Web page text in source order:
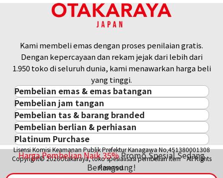
Harga Pembelian Naik35%Promo Spesial Sedang
Berlangsung!
Kami membeli emas dengan proses penilaian gratis.
Dengan kepercayaan dan rekam jejak dari lebih dari
1.950 toko di seluruh dunia, kami menawarkan harga beli
yang tinggi.
Pembelian emas & emas batangan
Pembelian emas & emas batangan
Emas Batangan / Gold Bar
Koin Emas
Harga Pasar Emas / Kurs Emas
Aksesoris Emas
Pembelian jam tangan
Pembelian jam tangan
ROLEX
PATEK PHILIPPE
AUDEMARS PIGUET
VACHERON CONSTANTIN
Pembelian tas & barang branded
Pembelian tas & barang branded
Cartier
LOUIS VUITTON
Hermès
Pembelian berlian & perhiasan
Pembelian berlian & perhiasan
Berlian
Zamrud
Platinum Purchase
Platinum
Lisensi Komisi Keamanan Publik Prefektur Kanagawa No.451380001308
Copyright© 2026Otakaraya, toko spesialisasi pembelian item All Rights
Reserved.